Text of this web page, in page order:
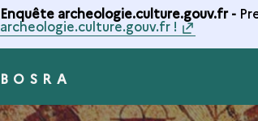
Enquête archeologie.culture.gouv.fr -
archeologie.culture.gouv.fr !
BOSRA